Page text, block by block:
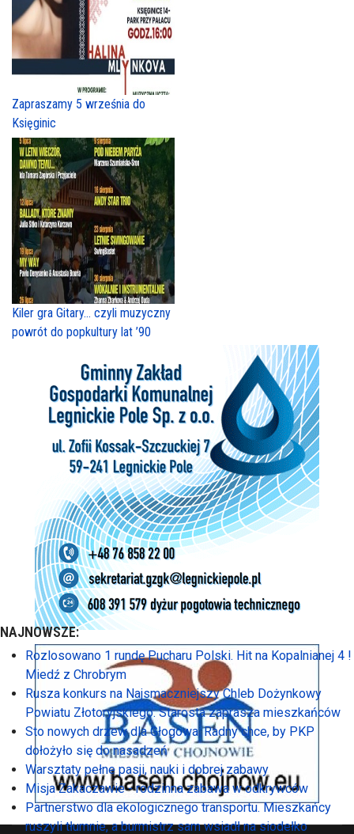
Zapraszamy 5 września do
Księginic
Kiler gra Gitary… czyli muzyczny
powrót do popkultury lat ’90
NAJNOWSZE:
Rozlosowano 1 rundę Pucharu Polski. Hit na Kopalnianej 4 !
Miedź z Chrobrym
Rusza konkurs na Najsmaczniejszy Chleb Dożynkowy
Powiatu Złotoryjskiego. Starosta zaprasza mieszkańców
Sto nowych drzew dla Głogowa. Radny chce, by PKP
dołożyło się do nasadzeń
Warsztaty pełne pasji, nauki i dobrej zabawy
Misja Zakaczawie - rodzinna zabawa w odkrywców
Partnerstwo dla ekologicznego transportu. Mieszkańcy
ruszyli tłumnie, a burmistrz sam wsiadł na siodełko